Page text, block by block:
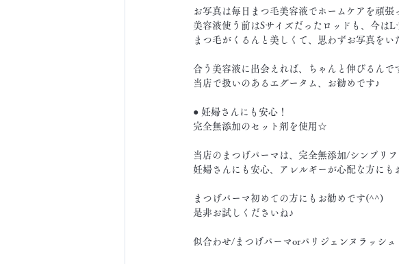
お写真は毎日まつ毛美容液でホームケアを頑張
美容液使う前はSサイズだったロッドも、今はL
まつ毛がくるんと美しくて、思わずお写真をい
合う美容液に出会えれば、ちゃんと伸びるんで
当店で扱いのあるエグータム、お勧めです♪
● 妊婦さんにも安心！
完全無添加のセット剤を使用☆
当店のまつげパーマは、完全無添加/シンプリ
妊婦さんにも安心、アレルギーが心配な方にも
まつげパーマ初めての方にもお勧めです(^^)
是非お試しくださいね♪
似合わせ/まつげパーマorパリジェンヌラッシュ